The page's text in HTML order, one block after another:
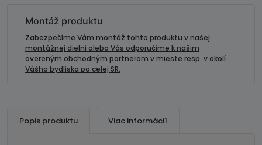
Android
Auto
modul
Montáž produktu
Zabezpečíme Vám montáž tohto produktu v našej
montážnej dielni alebo Vás odporučíme k našim
overeným obchodným partnerom v mieste resp. v okolí
Vášho bydliska po celej SR.
Popis produktu Viac informácií